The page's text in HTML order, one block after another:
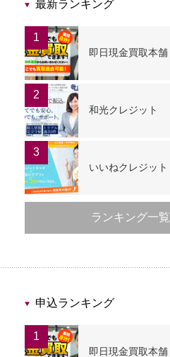
最新ランキング
1
即日現金買取本舗
2
和光クレジット
3
いいねクレジット
ランキング一覧
申込ランキング
1
即日現金買取本舗